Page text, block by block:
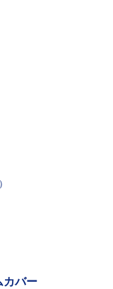
カバー